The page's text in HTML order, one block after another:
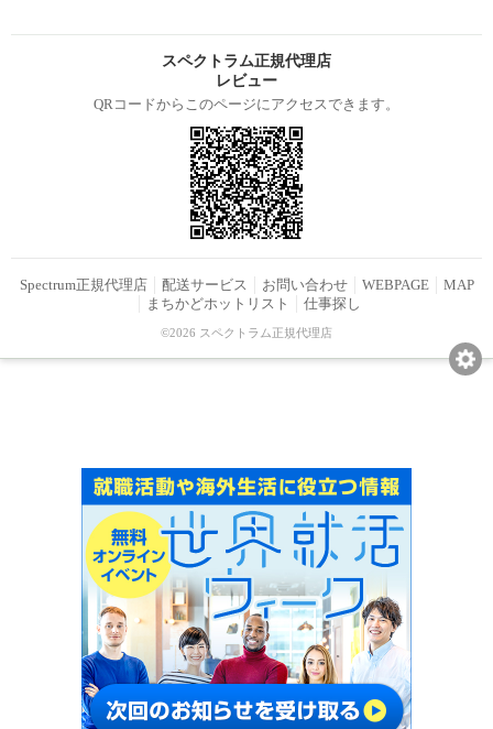
スペクトラム正規代理店
レビュー
QRコードからこのページにアクセスできます。
Spectrum正規代理店 配送サービス お問い合わせ WEBPAGE
MAP
まちかどホットリスト
仕事探し
©2026 スペクトラム正規代理店